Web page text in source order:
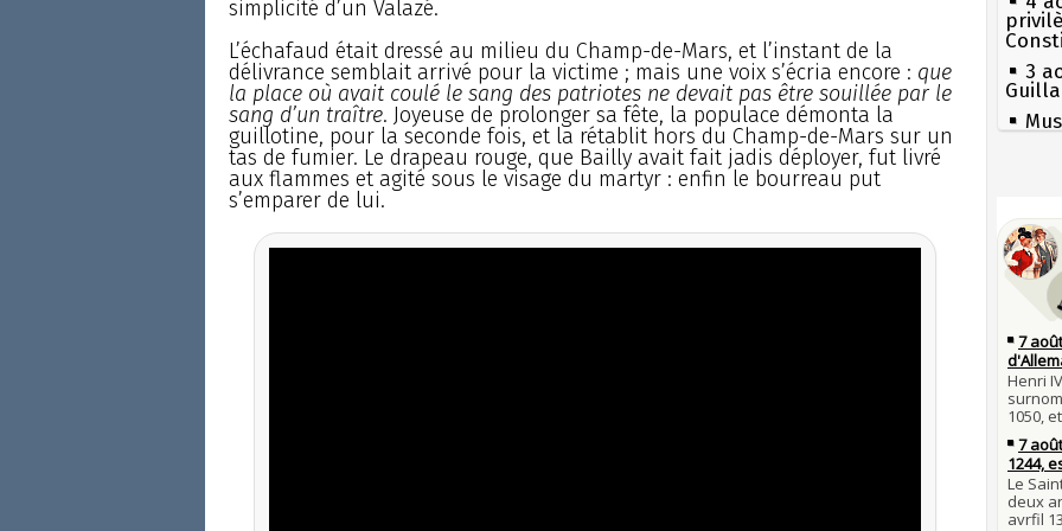
simplicité d’un Valazé.
L’échafaud était dressé au milieu du Champ-de-Mars, et l’instant de la
délivrance semblait arrivé pour la victime ; mais une voix s’écria encore : que
la place où avait coulé le sang des patriotes ne devait pas être souillée par le
sang d’un traître. Joyeuse de prolonger sa fête, la populace démonta la
guillotine, pour la seconde fois, et la rétablit hors du Champ-de-Mars sur un
tas de fumier. Le drapeau rouge, que Bailly avait fait jadis déployer, fut livré
aux flammes et agité sous le visage du martyr : enfin le bourreau put
s’emparer de lui.
3
1er
les
en
30
29
la
28
27
Qui
mort
son